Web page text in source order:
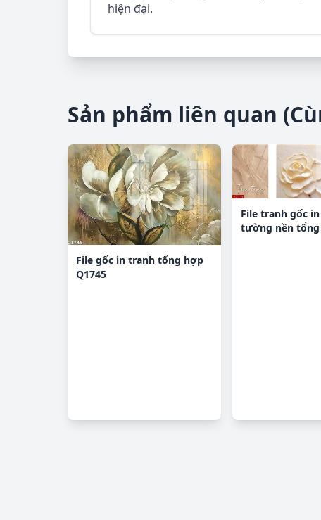
hiện đại.
Sản phẩm liên quan
File gốc in tranh tổng hợp
Q1745
File tranh gốc
tường nền